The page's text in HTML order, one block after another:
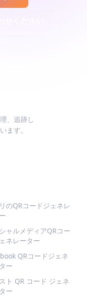
、追跡し
ます。
のQRコードジェネレ
ャルメディアQRコー
ネレーター
QRコードジェネ
ー
ト QR コード ジェネ
ー